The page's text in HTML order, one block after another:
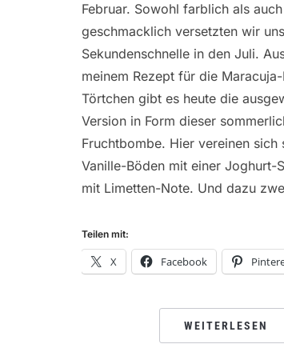
Februar. Sowohl farblich als auch
geschmacklich versetzten wir
Sekundenschnelle in den Juli.
meinem Rezept für die
Törtchen gibt es heute die
Version in Form dieser
Fruchtbombe. Hier vereinen
Vanille-Böden mit einer Joghurt-
mit Limetten-Note. Und dazu
Teilen mit:
X Facebook
WEITERLESEN